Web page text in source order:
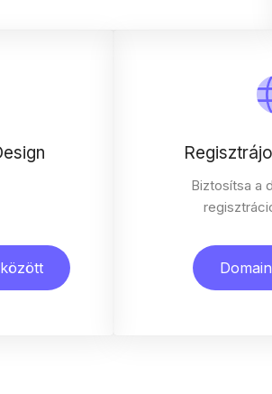
Biztosítsa a